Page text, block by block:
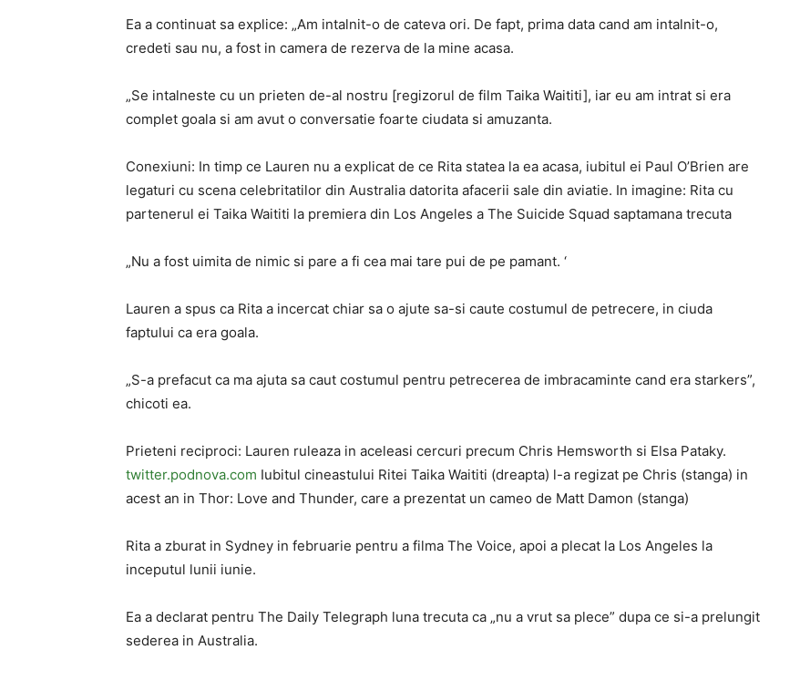
Ea a continuat sa explice: „Am intalnit-o de cateva ori. De fapt, prima data cand am intalnit-o,
credeti sau nu, a fost in camera de rezerva de la mine acasa.
„Se intalneste cu un prieten de-al nostru [regizorul de film Taika Waititi], iar eu am intrat si era
complet goala si am avut o conversatie foarte ciudata si amuzanta.
Conexiuni: In timp ce Lauren nu a explicat de ce Rita statea la ea acasa, iubitul ei Paul O’Brien are
legaturi cu scena celebritatilor din Australia datorita afacerii sale din aviatie. In imagine: Rita cu
partenerul ei Taika Waititi la premiera din Los Angeles a The Suicide Squad saptamana trecuta
„Nu a fost uimita de nimic si pare a fi cea mai tare pui de pe pamant. ‘
Lauren a spus ca Rita a incercat chiar sa o ajute sa-si caute costumul de petrecere, in ciuda
faptului ca era goala.
„S-a prefacut ca ma ajuta sa caut costumul pentru petrecerea de imbracaminte cand era starkers”,
chicoti ea.
Prieteni reciproci: Lauren ruleaza in aceleasi cercuri precum Chris Hemsworth si Elsa Pataky.
twitter.podnova.com Iubitul cineastului Ritei Taika Waititi (dreapta) l-a regizat pe Chris (stanga) in
acest an in Thor: Love and Thunder, care a prezentat un cameo de Matt Damon (stanga)
Rita a zburat in Sydney in februarie pentru a filma The Voice, apoi a plecat la Los Angeles la
inceputul lunii iunie.
Ea a declarat pentru The Daily Telegraph luna trecuta ca „nu a vrut sa plece” dupa ce si-a prelungit
sederea in Australia.